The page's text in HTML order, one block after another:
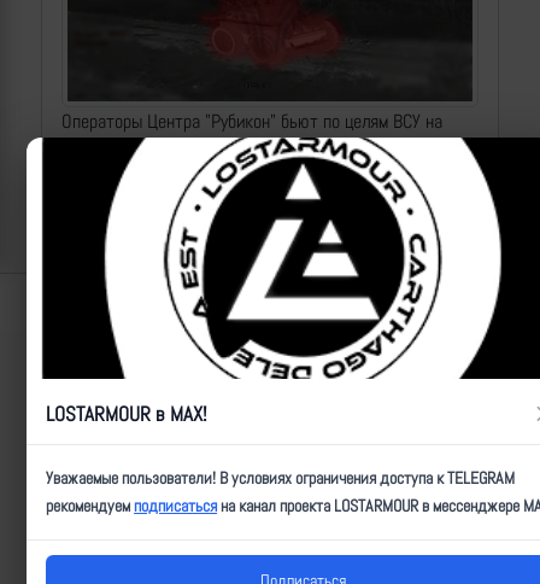
Операторы Центра "Рубикон" бьют по целям ВСУ на
Донбассе
2026-08-06 | makpif |
Lostarmour | Carthago Delenda Est | 2014-2026
LOSTARMOUR в MAX!
Уважаемые пользователи! В условиях ограничения доступа к TELEGRAM
рекомендуемподписатьсяна канал проекта LOSTARMOUR в мессенджере